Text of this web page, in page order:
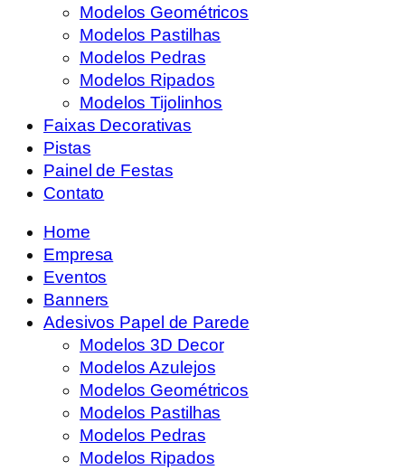
Modelos Geométricos
Modelos Pastilhas
Modelos Pedras
Modelos Ripados
Modelos Tijolinhos
Faixas Decorativas
Pistas
Painel de Festas
Contato
Home
Empresa
Eventos
Banners
Adesivos Papel de Parede
Modelos 3D Decor
Modelos Azulejos
Modelos Geométricos
Modelos Pastilhas
Modelos Pedras
Modelos Ripados